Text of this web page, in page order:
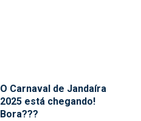
O Carnaval de Jandaíra
2025 está chegando!
Bora???